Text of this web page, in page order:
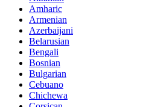
Amharic
Armenian
Azerbaijani
Belarusian
Bengali
Bosnian
Bulgarian
Cebuano
Chichewa